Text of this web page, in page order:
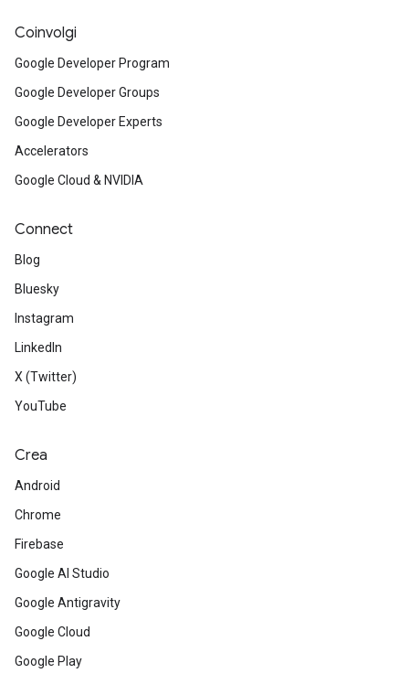
Coinvolgi
Google Developer Program
Google Developer Groups
Google Developer Experts
Accelerators
Google Cloud & NVIDIA
Connect
Blog
Bluesky
Instagram
LinkedIn
X (Twitter)
YouTube
Crea
Android
Chrome
Firebase
Google AI Studio
Google Antigravity
Google Cloud
Google Play